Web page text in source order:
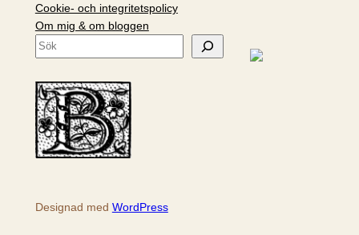
Cookie- och integritetspolicy
Om mig & om bloggen
S
k
Designad med WordPress